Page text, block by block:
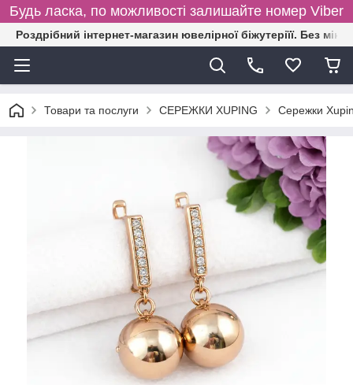
Будь ласка, по можливості залишайте номер Viber
Роздрібний інтернет-магазин ювелірної біжутеріїї. Без
Товари та послуги СЕРЕЖКИ XUPING Сережки